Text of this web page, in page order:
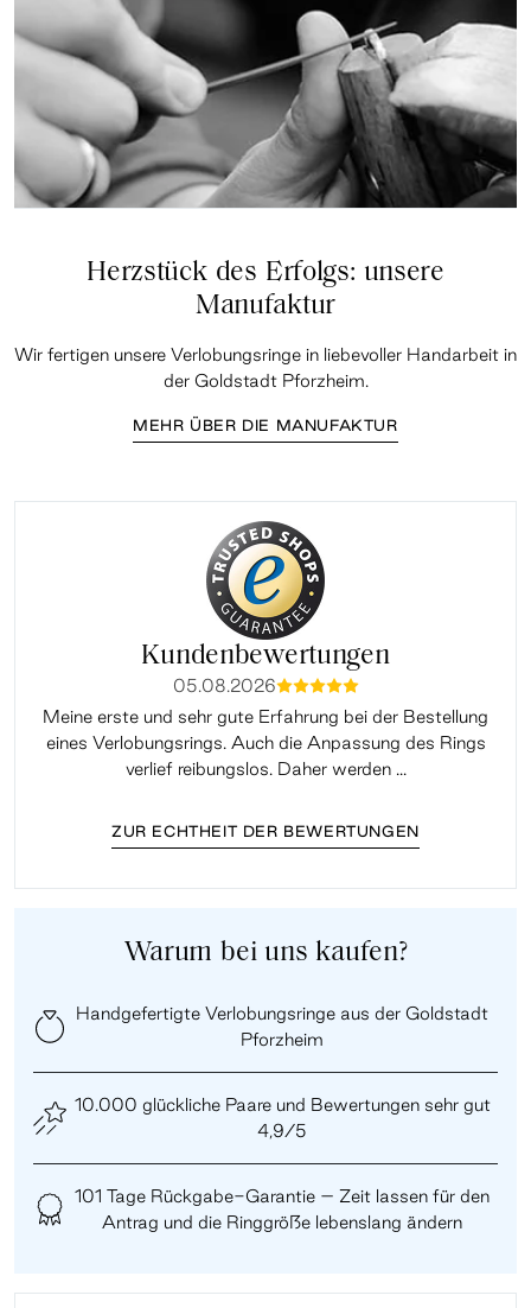
Herzstück des Erfolgs: unsere
Manufaktur
Wir fertigen unsere Verlobungsringe in liebevoller Handarbeit in
der Goldstadt Pforzheim.
MEHR ÜBER DIE MANUFAKTUR
Kundenbewertungen
05.08.2026mmmmm
Meine erste und sehr gute Erfahrung bei der Bestellung
eines Verlobungsrings. Auch die Anpassung des Rings
verlief reibungslos. Daher werden ...
ZUR ECHTHEIT DER BEWERTUNGEN
Warum bei uns kaufen?
Handgefertigte Verlobungsringe aus der Goldstadt
Pforzheim
10.000 glückliche Paare und Bewertungen sehr gut
4,9/5
101 Tage Rückgabe-Garantie – Zeit lassen für den
Antrag und die Ringgröße lebenslang ändern